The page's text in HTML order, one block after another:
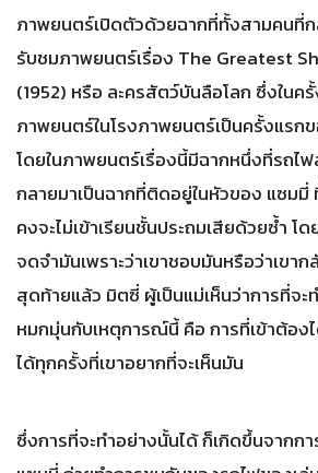
ภาพยนตร์เปิดตัวด้วยฉากที่ทั้งสามคนที่
รับชมภาพยนตร์เรื่อง The Greatest
(1952) หรือ ละครสัตว์บันลือโลก ซึ่งในค
ภาพยนตร์ในโรงภาพยนตร์เป็นครั้งแรก
โดยในภาพยนตร์เรื่องนี้มีฉากหนึ่งที่รถไ
กลายมาเป็นฉากที่ติดอยู่ในหัวของ แซมมี่
คงจะไม่เข้าเรียนชั้นประถมเสียด้วยซํ้า โ
จดจำมันเพราะว่าเขาชอบมันหรือว่าเขา
สุดท้ายแล้ว มิตซี่ ผู้เป็นแม่เห็นว่าการที่จะ
หมกมุ่นกับเหตุการณ์นี้ คือ การที่เข้าต้อง
ได้ทุกครั้งที่เขาอยากที่จะเห็นมัน
ซึ่งการที่จะทำอย่างนั้นได้ ก็เกิดขึ้นจากก